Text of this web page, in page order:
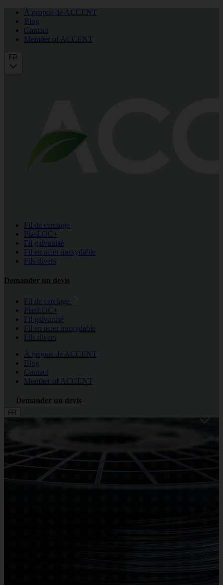
À propos de ACCENT
Blog
Contact
Member of ACCENT
FR
Fil de cerclage
PlasLOC+
Fil galvanisé
Fil en acier inoxydable
Fils divers
Demander un devis
Fil de cerclage
PlasLOC+
Fil galvanisé
Fil en acier inoxydable
Fils divers
À propos de ACCENT
Blog
Contact
Member of ACCENT
Demander un devis
FR